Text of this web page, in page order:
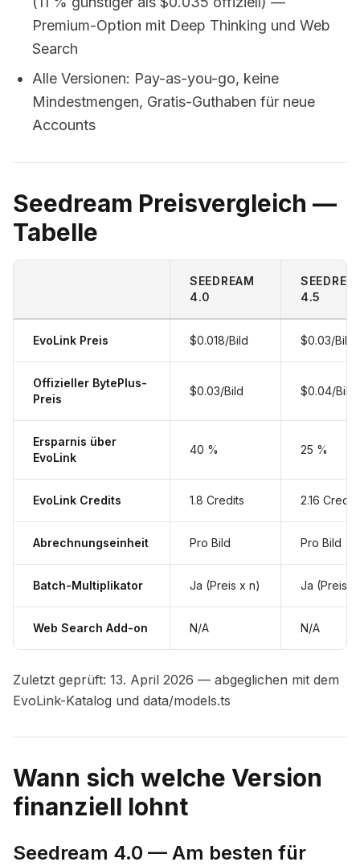
Premium-Option mit Deep Thinking und Web
Search
Alle Versionen: Pay-as-you-go, keine
Mindestmengen, Gratis-Guthaben für neue
Accounts
Seedream Preisvergleich —
Tabelle
SEEDREAM
4.0
4.5
EvoLink Preis $0.018/Bild $0.03/Bild
Offizieller BytePlus-
Preis
$0.03/Bild $0.04/Bild
Ersparnis über
EvoLink
40 % 25 %
EvoLink Credits 1.8 Credits 2.16 Credits
Abrechnungseinheit Pro Bild Pro Bild
Batch-Multiplikator Ja (Preis x n) Ja (Preis x
Web Search Add-on N/A N/A
Zuletzt geprüft: 13. April 2026 — abgeglichen mit dem
EvoLink-Katalog und data/models.ts
Wann sich welche Version
finanziell lohnt
Seedream 4.0 — Am besten für